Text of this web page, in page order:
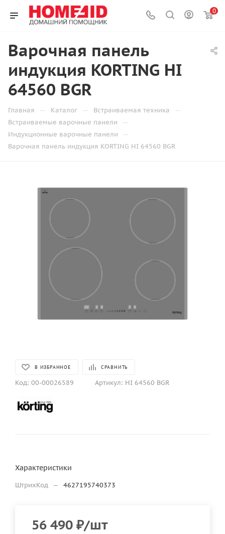
0
Варочная панель
индукция KORTING HI
64560 BGR
Главная — Каталог — Встраиваемая техника —
Встраиваемые варочные панели —
Индукционные варочные панели —
Варочная панель индукция KORTING HI 64560 BGR
В ИЗБРАННОЕ СРАВНИТЬ
Код: 00-00026589 Артикул: HI 64560 BGR
Характеристики
ШтрихКод — 4627195740373
56 490 ₽/шт